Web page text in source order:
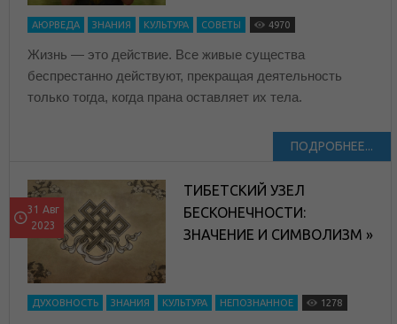
АЮРВЕДА ЗНАНИЯ КУЛЬТУРА СОВЕТЫ 4970
Жизнь — это действие. Все живые существа
беспрестанно действуют, прекращая деятельность
только тогда, когда прана оставляет их тела.
ПОДРОБНЕЕ...
31 Авг
2023
ТИБЕТСКИЙ УЗЕЛ
БЕСКОНЕЧНОСТИ:
ЗНАЧЕНИЕ И СИМВОЛИЗМ »
ДУХОВНОСТЬ ЗНАНИЯ КУЛЬТУРА НЕПОЗНАННОЕ 1278